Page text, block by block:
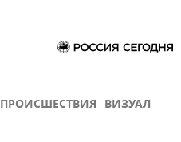
ПРОИСШЕСТВИЯ ВИЗУАЛ